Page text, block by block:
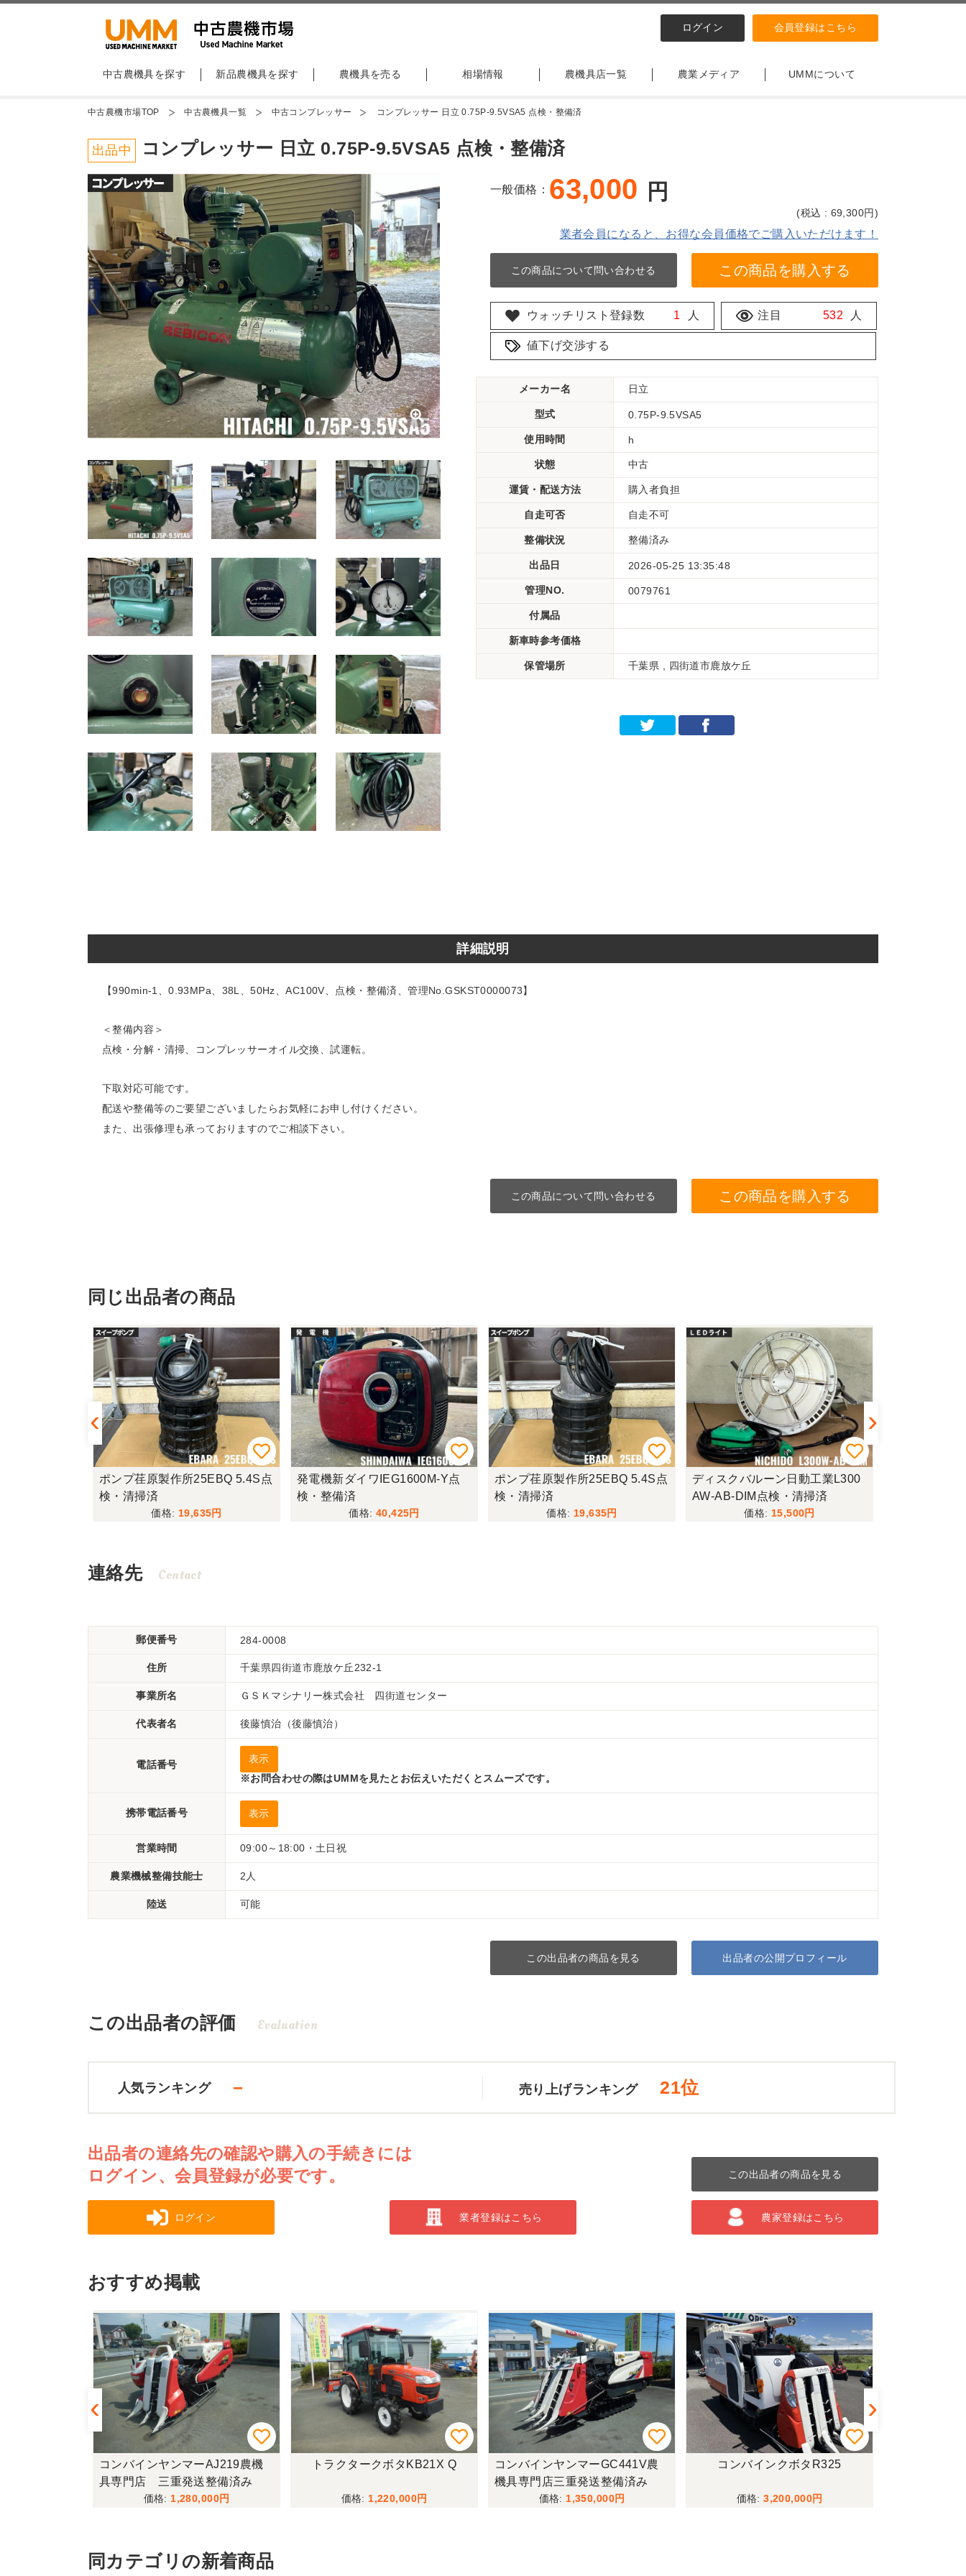
ログイン 会員登録はこちら
中古農機具を探す 新品農機具を探す 農機具を売る 相場情報 農機具店一覧 農業メディア UMMについて
中古農機市場TOP 中古農機具一覧 中古コンプレッサー コンプレッサー 日立 0.75P-9.5VSA5 点検・整備済
出品中 コンプレッサー 日立 0.75P-9.5VSA5 点検・整備済
一般価格： 63,000 円
(税込 : 69,300円)
業者会員になると、お得な会員価格でご購入いただけます！
この商品について問い合わせる この商品を購入する
ウォッチリスト登録数 1 人 注目 532 人
値下げ交渉する
メーカー名 日立
型式 0.75P-9.5VSA5
使用時間 h
状態 中古
運賃・配送方法 購入者負担
自走可否 自走不可
整備状況 整備済み
出品日 2026-05-25 13:35:48
管理NO. 0079761
付属品
新車時参考価格
保管場所 千葉県 , 四街道市鹿放ケ丘
詳細説明
【990min-1、0.93MPa、38L、50Hz、AC100V、点検・整備済、管理No.GSKST0000073】
＜整備内容＞
点検・分解・清掃、コンプレッサーオイル交換、試運転。
下取対応可能です。
配送や整備等のご要望ございましたらお気軽にお申し付けください。
また、出張修理も承っておりますのでご相談下さい。
この商品について問い合わせる この商品を購入する
同じ出品者の商品
ポンプ荏原製作所25EBQ 5.4S点
検・清掃済
19,635
発電機新ダイワIEG1600M-Y点
検・整備済
40,425
ポンプ荏原製作所25EBQ 5.4S点
検・清掃済
19,635
ディスクバルーン日動工業L300
AW-AB-DIM点検・清掃済
15,500
連絡先 Contact
郵便番号 284-0008
住所 千葉県四街道市鹿放ケ丘232-1
事業所名 ＧＳＫマシナリー株式会社 四街道センター
代表者名 後藤慎治（後藤慎治）
電話番号
表示
※お問合わせの際はUMMを見たとお伝えいただくとスムーズです。
携帯電話番号 表示
営業時間 09:00～18:00・土日祝
農業機械整備技能士 2人
陸送 可能
この出品者の商品を見る 出品者の公開プロフィール
この出品者の評価 Evaluation
人気ランキング － 売り上げランキング 21位
出品者の連絡先の確認や購入の手続きには
ログイン、会員登録が必要です。
この出品者の商品を見る
ログイン 業者登録はこちら 農家登録はこちら
おすすめ掲載
コンバインヤンマーAJ219農機
具専門店 三重発送整備済み
1,280,000
トラクタークボタKB21X Q
1,220,000
コンバインヤンマーGC441V農
機具専門店三重発送整備済み
1,350,000
コンバインクボタR325
3,200,000
同カテゴリの新着商品